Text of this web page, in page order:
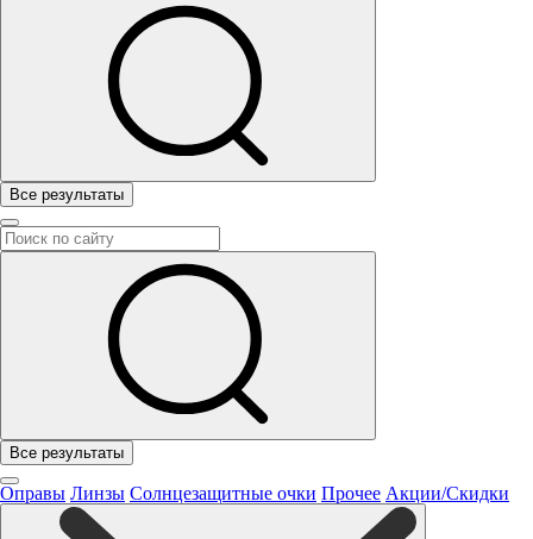
Все результаты
Все результаты
Оправы Линзы Солнцезащитные очки Прочее Акции/Скидки